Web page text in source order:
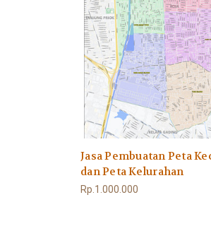
Jasa Pembuatan Peta
dan Peta Kelurahan
Rp.1.000.000